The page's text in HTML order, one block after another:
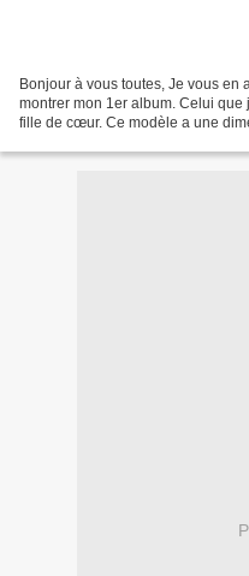
Bonjour à vous toutes, Je vous en
montrer mon 1er album. Celui que
fille de cœur. Ce modèle a une